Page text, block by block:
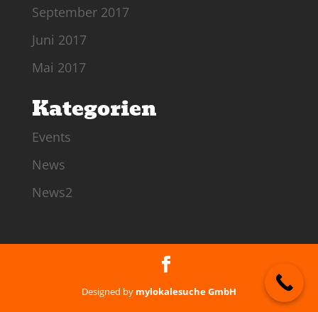
September 2017
Juni 2017
Mai 2017
Kategorien
Events
News
News2
Designed by mylokalesuche GmbH